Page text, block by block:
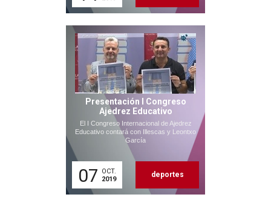
Presentación I Congreso
Ajedrez Educativo
El I Congreso Internacional de Ajedrez
Educativo contará con Illescas y Leontxo
García
07
OCT.
2019
deportes